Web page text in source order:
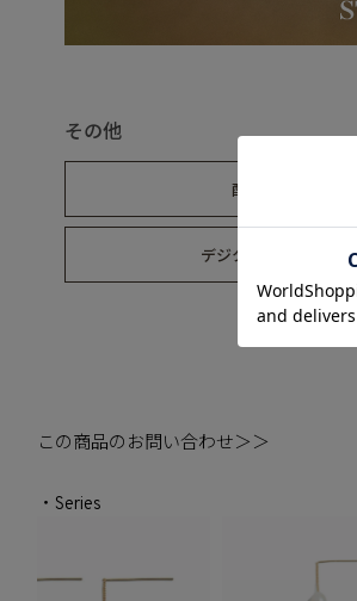
その他
配送について
デジタルリングゲージ
この商品のお問い合わせ＞＞
・Series